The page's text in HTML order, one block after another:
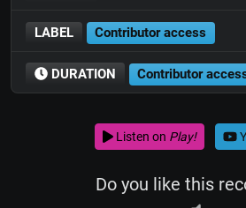
LABEL Contributor access
DURATION Contributor
Listen on Play!
Do you like this